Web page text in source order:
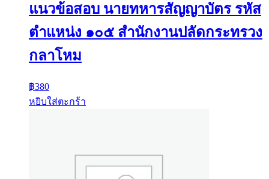
แนวข้อสอบ นายทหารสัญญาบัตร รหัส
ตำแหน่ง ๑๐๕ สำนักงานปลัดกระทรวง
กลาโหม
฿380
หยิบใส่ตะกร้า